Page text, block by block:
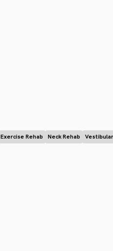
Exercise Rehab Neck Rehab